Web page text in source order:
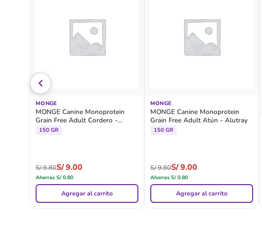
MONGE
MONGE Canine Monoprotein
Grain Free Adult Cordero -
Alutray
150 GR
S/9.80S/9.00
Ahorras S/0.80
Agregar al carrito
MONGE
MONGE Canine Monoprotein
Grain Free Adult Atún - Alutray
150 GR
S/9.80S/9.00
Ahorras S/0.80
Agregar al carrito